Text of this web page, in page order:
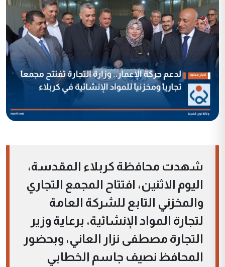
شهدت محافظة كربلاء المقدسة،
اليوم الاثنين، افتتاح المجمع التجاري
والمخزني التابع للشركة العامة
لتجارة المواد الإنشائية، برعاية وزير
التجارة مصطفى نزار العاني، وبحضور
المحافظ نصيف جاسم الخطابي